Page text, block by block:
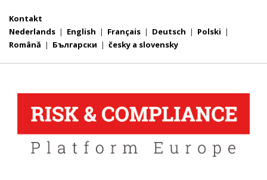
Kontakt
Nederlands | English | Français | Deutsch | Polski |
Română | Български | česky a slovensky